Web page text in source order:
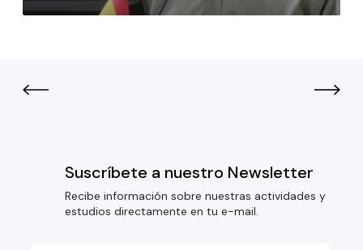
Suscríbete a nuestro Newsletter
Recibe información sobre nuestras actividades y
estudios directamente en tu e-mail.